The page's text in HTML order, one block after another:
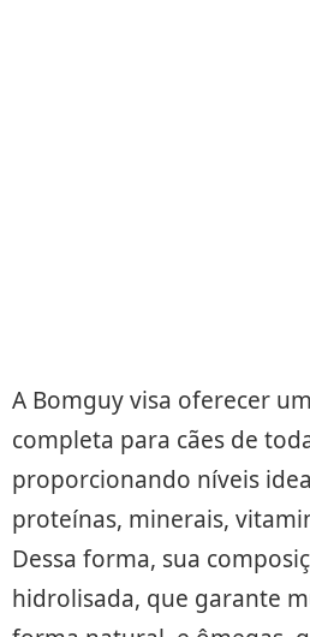
A Bomguy visa oferecer
completa para cães de
proporcionando níveis
proteínas, minerais,
Dessa forma, sua
hidrolisada, que garante